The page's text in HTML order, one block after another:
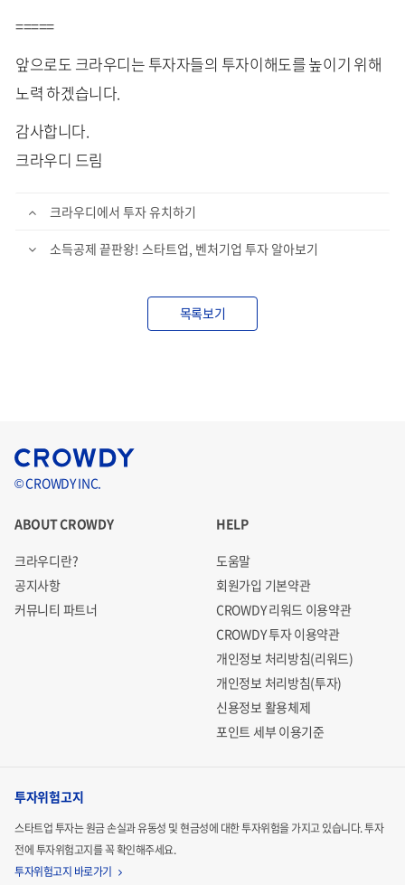
=====
앞으로도 크라우디는 투자자들의 투자이해도를 높이기 위해
노력 하겠습니다.
감사합니다.
크라우디 드림
크라우디에서 투자 유치하기
소득공제 끝판왕! 스타트업, 벤처기업 투자 알아보기
목록보기
© CROWDY INC.
ABOUT CROWDY
크라우디란?
공지사항
커뮤니티 파트너
HELP
도움말
회원가입 기본약관
CROWDY 리워드 이용약관
CROWDY 투자 이용약관
개인정보 처리방침(리워드)
개인정보 처리방침(투자)
신용정보 활용체제
포인트 세부 이용기준
투자위험고지
스타트업 투자는 원금 손실과 유동성 및 현금성에 대한 투자위험을 가지고 있습니다.투자
전에 투자위험고지를 꼭 확인해주세요.
투자위험고지 바로가기